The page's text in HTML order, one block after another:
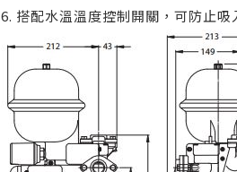
6. 搭配水溫溫度控制開關，可防止